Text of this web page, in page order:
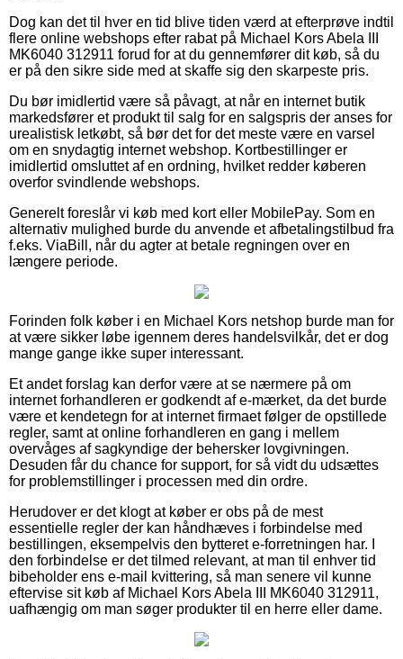
Dog kan det til hver en tid blive tiden værd at efterprøve indtil
flere online webshops efter rabat på Michael Kors Abela III
MK6040 312911 forud for at du gennemfører dit køb, så du
er på den sikre side med at skaffe sig den skarpeste pris.
Du bør imidlertid være så påvagt, at når en internet butik
markedsfører et produkt til salg for en salgspris der anses for
urealistisk letkøbt, så bør det for det meste være en varsel
om en snydagtig internet webshop. Kortbestillinger er
imidlertid omsluttet af en ordning, hvilket redder køberen
overfor svindlende webshops.
Generelt foreslår vi køb med kort eller MobilePay. Som en
alternativ mulighed burde du anvende et afbetalingstilbud fra
f.eks. ViaBill, når du agter at betale regningen over en
længere periode.
Forinden folk køber i en Michael Kors netshop burde man for
at være sikker løbe igennem deres handelsvilkår, det er dog
mange gange ikke super interessant.
Et andet forslag kan derfor være at se nærmere på om
internet forhandleren er godkendt af e-mærket, da det burde
være et kendetegn for at internet firmaet følger de opstillede
regler, samt at online forhandleren en gang i mellem
overvåges af sagkyndige der behersker lovgivningen.
Desuden får du chance for support, for så vidt du udsættes
for problemstillinger i processen med din ordre.
Herudover er det klogt at køber er obs på de mest
essentielle regler der kan håndhæves i forbindelse med
bestillingen, eksempelvis den bytteret e-forretningen har. I
den forbindelse er det tilmed relevant, at man til enhver tid
bibeholder ens e-mail kvittering, så man senere vil kunne
eftervise sit køb af Michael Kors Abela III MK6040 312911,
uafhængig om man søger produkter til en herre eller dame.